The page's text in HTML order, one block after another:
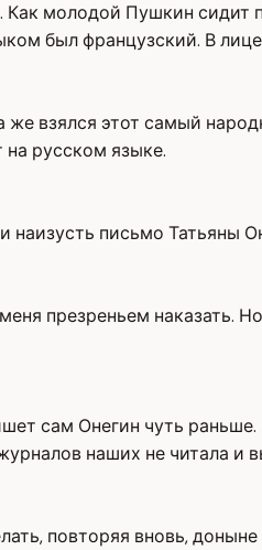
молодой Пушкин сидит
был французский. В
взялся этот самый
на русском языке.
письмо Татьяны
презреньем наказать.
сам Онегин чуть
наших не читала и
повторяя вновь,